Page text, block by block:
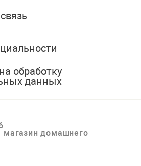
обработку
данных
домашнего